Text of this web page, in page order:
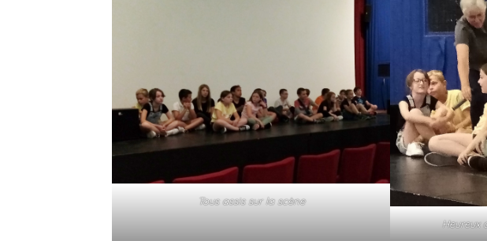
Tous assis sur la scène
Heureux